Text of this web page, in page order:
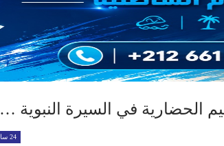
الحضارية في السيرة النبوية …
24 ساعة